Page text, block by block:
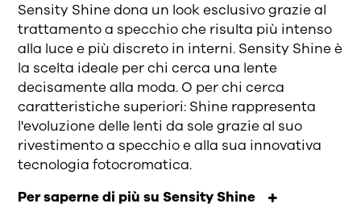
Sensity Shine dona un look esclusivo grazie al
trattamento a specchio che risulta più intenso
alla luce e più discreto in interni. Sensity Shine è
la scelta ideale per chi cerca una lente
decisamente alla moda. O per chi cerca
caratteristiche superiori: Shine rappresenta
l'evoluzione delle lenti da sole grazie al suo
rivestimento a specchio e alla sua innovativa
tecnologia fotocromatica.
Per saperne di più su Sensity Shine